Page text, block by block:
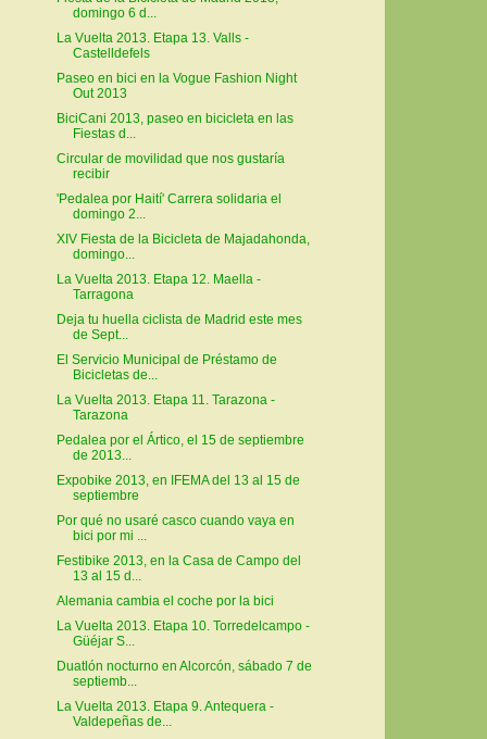
domingo 6 d...
La Vuelta 2013. Etapa 13. Valls -
Castelldefels
Paseo en bici en la Vogue Fashion Night
Out 2013
BiciCani 2013, paseo en bicicleta en las
Fiestas d...
Circular de movilidad que nos gustaría
recibir
'Pedalea por Haití' Carrera solidaria el
domingo 2...
XIV Fiesta de la Bicicleta de Majadahonda,
domingo...
La Vuelta 2013. Etapa 12. Maella -
Tarragona
Deja tu huella ciclista de Madrid este mes
de Sept...
El Servicio Municipal de Préstamo de
Bicicletas de...
La Vuelta 2013. Etapa 11. Tarazona -
Tarazona
Pedalea por el Ártico, el 15 de septiembre
de 2013...
Expobike 2013, en IFEMA del 13 al 15 de
septiembre
Por qué no usaré casco cuando vaya en
bici por mi ...
Festibike 2013, en la Casa de Campo del
13 al 15 d...
Alemania cambia el coche por la bici
La Vuelta 2013. Etapa 10. Torredelcampo -
Güéjar S...
Duatlón nocturno en Alcorcón, sábado 7 de
septiemb...
La Vuelta 2013. Etapa 9. Antequera -
Valdepeñas de...